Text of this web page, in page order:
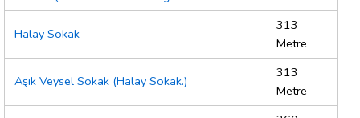
Halay Sokak
313
Metre
Aşık Veysel Sokak (Halay Sokak.)
313
Metre